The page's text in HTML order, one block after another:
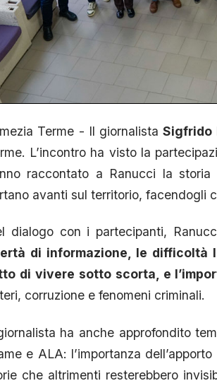
Terme - Il giornalistaSigfrido
L’incontro ha visto la
raccontato a Ranucci la
avanti sul territorio, facendogli
dialogo con i partecipanti,
di informazione, le
di vivere sotto scorta, e
corruzione e fenomeni criminali.
ha anche approfondito
e ALA: l’importanza
che altrimenti resterebbero